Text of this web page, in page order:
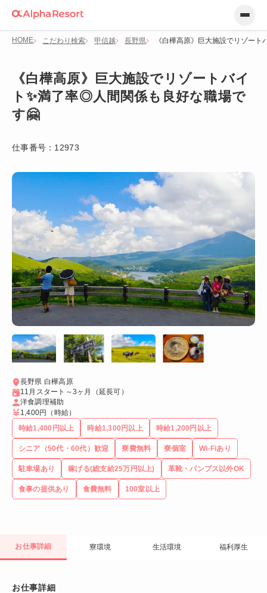
HOME こだわり検索 甲信越 長野県 《白樺高原》巨大施設でリゾー
《白樺高原》巨大施設でリゾートバイ
ト✨満了率◎人間関係も良好な職場で
す🤗
仕事番号： 12973
長野県 白樺高原
11月スタート～3ヶ月（延長可）
洋食調理補助
1,400円 （時給）
時給1,400円以上
時給1,300円以上 時給1,200円以上
シニア（50代・60代）歓迎 寮費無料 寮個室 Wi-Fiあり
駐車場あり 稼げる(総支給25万円以上) 革靴・パンプス以外OK
食事の提供あり 食費無料 100室以上
お仕事詳細 寮環境 生活環境 福利厚生
お仕事詳細